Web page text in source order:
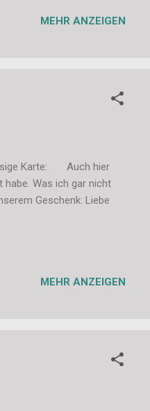
MEHR ANZEIGEN
Karte: Auch hier
habe. Was ich gar nicht
Geschenk: Liebe
MEHR ANZEIGEN